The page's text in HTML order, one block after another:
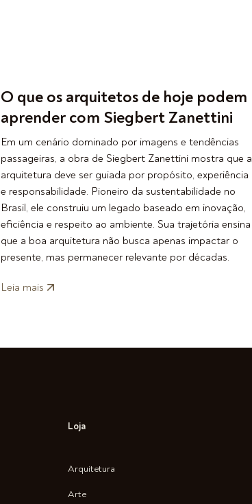
O que os arquitetos de hoje podem
aprender com Siegbert Zanettini
Em um cenário dominado por imagens e tendências
passageiras, a obra de Siegbert Zanettini mostra que a
arquitetura deve ser guiada por propósito, experiência
e responsabilidade. Pioneiro da sustentabilidade no
Brasil, ele construiu um legado baseado em inovação,
eficiência e respeito ao ambiente. Sua trajetória ensina
que a boa arquitetura não busca apenas impactar o
presente, mas permanecer relevante por décadas.
Leia mais
Loja
Arquitetura
Arte